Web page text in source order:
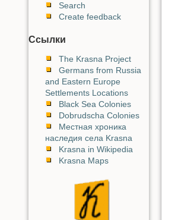
Search
Create feedback
Ссылки
The Krasna Project
Germans from Russia
and Eastern Europe
Settlements Locations
Black Sea Colonies
Dobrudscha Colonies
Местная хроника
наследия села Krasna
Krasna in Wikipedia
Krasna Maps